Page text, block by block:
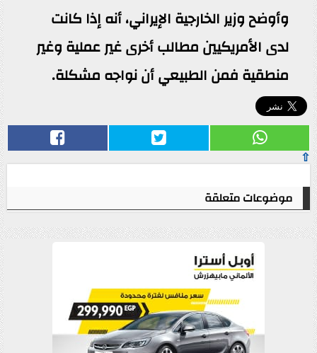
وأوضح وزير الخارجية الإيراني، أنه إذا كانت
لدى الأمريكيين مطالب أخرى غير عملية وغير
منطقية فمن الطبيعي أن نواجه مشكلة.
⇧
موضوعات متعلقة